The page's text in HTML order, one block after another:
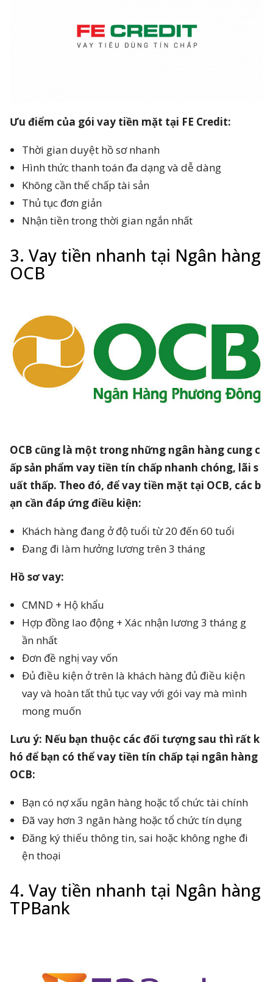
Ưu điểm của gói vay tiền mặt tại FE Credit:
Thời gian duyệt hồ sơ nhanh
Hình thức thanh toán đa dạng và dễ dàng
Không cần thế chấp tài sản
Thủ tục đơn giản
Nhận tiền trong thời gian ngắn nhất
3. Vay tiền nhanh tại Ngân hàng
OCB
OCB cũng là một trong những ngân hàng cung c
ấp sản phẩm vay tiền tín chấp nhanh chóng, lãi s
uất thấp. Theo đó, để vay tiền mặt tại OCB, các b
ạn cần đáp ứng điều kiện:
Khách hàng đang ở độ tuổi từ 20 đến 60 tuổi
Đang đi làm hưởng lương trên 3 tháng
Hồ sơ vay:
CMND + Hộ khẩu
Hợp đồng lao động + Xác nhận lương 3 tháng g
ần nhất
Đơn đề nghị vay vốn
Đủ điều kiện ở trên là khách hàng đủ điều kiện
vay và hoàn tất thủ tục vay với gói vay mà mình
mong muốn
Lưu ý: Nếu bạn thuộc các đối tượng sau thì rất k
hó để bạn có thể vay tiền tín chấp tại ngân hàng
OCB:
Bạn có nợ xấu ngân hàng hoặc tổ chức tài chính
Đã vay hơn 3 ngân hàng hoặc tổ chức tín dụng
Đăng ký thiếu thông tin, sai hoặc không nghe đi
ện thoại
4. Vay tiền nhanh tại Ngân hàng
TPBank